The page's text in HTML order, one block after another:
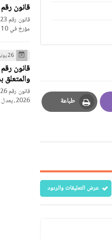
طباعة
Print
عرض التعليقات والردود
قانون رقم 23-21 يتعلق بالغابات والثروات الغابية PDF
مؤرخ في 10 جمادي الثانية عام 1445 الموافق 23 ديسم…
26 يونيو 2026
2026، يعدل ويتمم القانون رقم 04-08 المؤرخ في 27 جماد…